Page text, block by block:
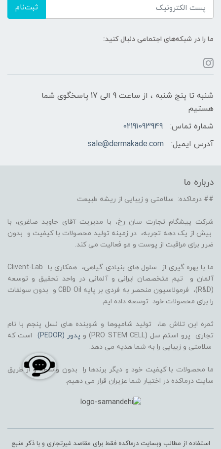
ثبت‌نام
ما را در شبکه‌های اجتماعی دنبال کنید:
شنبه تا پنج شنبه ، از ساعت 9 الی 17 پاسخگوی شما
هستیم
شماره تماس:
02191093949
آدرس ایمیل:
sale@dermakade.com
درباره ما
## درماکده: سلامتی و زیبایی از ریشه طبیعت
شرکت پیشگام تجارت سان رخ، با مدیریت آقای جاوید صاغری، با
بیش از یک دهه تجربه، در زمینه تولید محصولات با کیفیت و بدون
ضرر برای مراقبت از پوست و مو فعالیت می کند.
ما با بهره گیری از سلول های بنیادی گیاهی، همکاری با Clivent-Lab
آلمان و تیم متخصصان ایرانی و آلمانی در واحد تحقیق و توسعه
(R&D)، فرمولاسیون منحصر به فردی بر پایه CBD Oil و بدون سولفات
را برای محصولات خود توسعه داده ایم.
ثمره این تلاش ها، تولید شامپوها و شوینده های نسل پنجم با نام
تجاری پرو استم سل (PRO STEM CELL) و
پدور (PEDOR)
است که
سلامتی و زیبایی را به شما هدیه می دهد.
ما محصولات با کیفیت خود و دیگر برندها را بدون واسطه و از طریق
سایت درماکده در اختیار شما عزیران قرار می دهیم.
استفاده از مطالب وبسایت درماکده فقط برای مقاصد غیرتجاری و با ذکر منبع